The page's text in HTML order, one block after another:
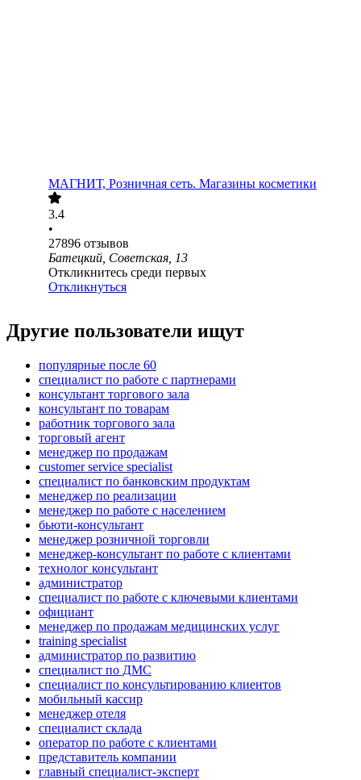
МАГНИТ, Розничная сеть. Магазины косметики
3.4
•
27896 отзывов
Батецкий, Советская, 13
Откликнитесь среди первых
Откликнуться
Другие пользователи ищут
популярные после 60
специалист по работе с партнерами
консультант торгового зала
консультант по товарам
работник торгового зала
торговый агент
менеджер по продажам
customer service specialist
специалист по банковским продуктам
менеджер по реализации
менеджер по работе с населением
бьюти-консультант
менеджер розничной торговли
менеджер-консультант по работе с клиентами
технолог консультант
администратор
специалист по работе с ключевыми клиентами
официант
менеджер по продажам медицинских услуг
training specialist
администратор по развитию
специалист по ДМС
специалист по консультированию клиентов
мобильный кассир
менеджер отеля
специалист склада
оператор по работе с клиентами
представитель компании
главный специалист-эксперт